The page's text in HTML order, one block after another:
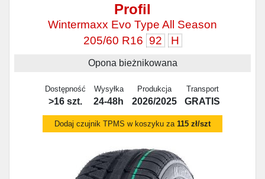
Profil
Wintermaxx Evo Type All Season
205/60 R16 92 H
Opona bieżnikowana
Dostępność
>16 szt.
Wysyłka
24-48h
Produkcja
2026/2025
Transport
GRATIS
Dodaj czujnik TPMS w koszyku za 115 zł/szt